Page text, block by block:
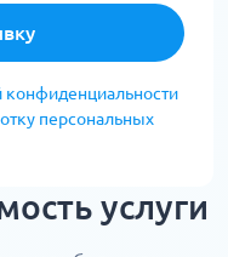
конфиденциальности
персональных
услуги